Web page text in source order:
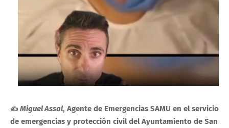
✍ Miguel Assal, Agente de Emergencias SAMU en el servicio
de emergencias y protección civil del Ayuntamiento de San